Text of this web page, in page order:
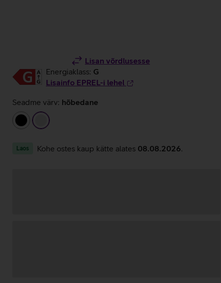
Lisan võrdlusesse
Energiaklass: G
Lisainfo EPREL-i lehel
Seadme värv: hõbedane
must
hõbedane
Laos Kohe ostes kaup kätte alates 08.08.2026